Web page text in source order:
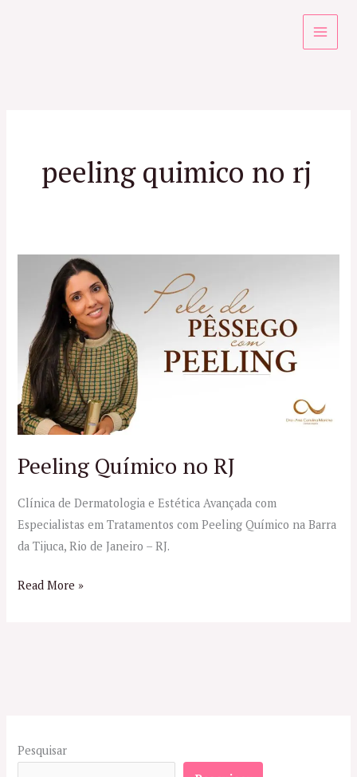
peeling quimico no rj
Peeling Químico no RJ
Clínica de Dermatologia e Estética Avançada com
Especialistas em Tratamentos com Peeling Químico na Barra
da Tijuca, Rio de Janeiro – RJ.
Químico
Read More »
Pesquisar